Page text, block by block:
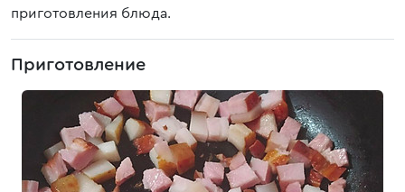
приготовления блюда.
Приготовление